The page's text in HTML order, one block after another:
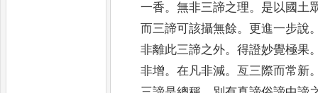
一香。無非三諦之理。 是以國土
而三諦可該攝無餘。 更進一步說
非離此三諦之外。得證妙覺極果
非增。在凡非減。 亙三際而常新